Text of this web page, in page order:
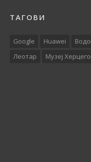
ТАГОВИ
Google Huawei
Леотар
Музеј